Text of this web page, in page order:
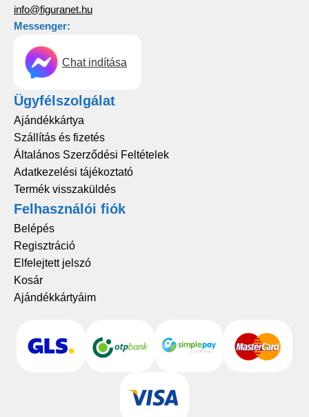
info@figuranet.hu
Messenger:
Chat indítása
Ügyfélszolgálat
Ajándékkártya
Szállítás és fizetés
Általános Szerződési Feltételek
Adatkezelési tájékoztató
Termék visszaküldés
Felhasználói fiók
Belépés
Regisztráció
Elfelejtett jelszó
Kosár
Ajándékkártyáim